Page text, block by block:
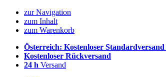
zur Navigation
zum Inhalt
zum Warenkorb
Österreich: Kostenloser Standardversand
Kostenloser Rückversand
24 h Versand